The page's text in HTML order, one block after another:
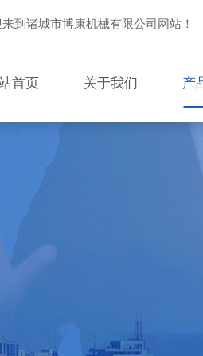
到诸城市博康机械有限公司网站！
首页 关于我们 产